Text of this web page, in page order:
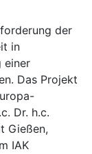
der
in
einer
Das Projekt
Dr. h.c.
Gießen,
IAK